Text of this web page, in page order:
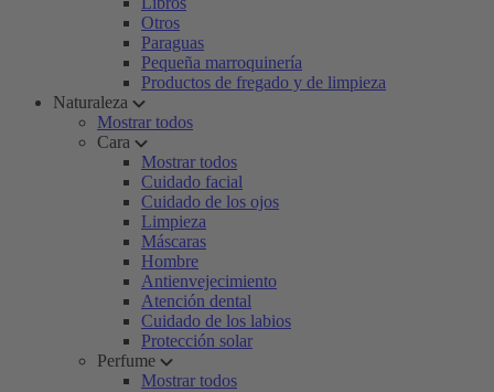
Otros
Paraguas
Pequeña marroquinería
Productos de fregado y de limpieza
Naturaleza
Mostrar todos
Cara
Mostrar todos
Cuidado facial
Cuidado de los ojos
Limpieza
Máscaras
Hombre
Antienvejecimiento
Atención dental
Cuidado de los labios
Protección solar
Perfume
Mostrar todos